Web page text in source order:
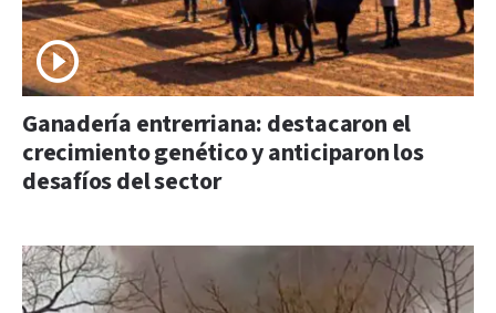
Ganadería entrerriana: destacaron el
crecimiento genético y anticiparon los
desafíos del sector